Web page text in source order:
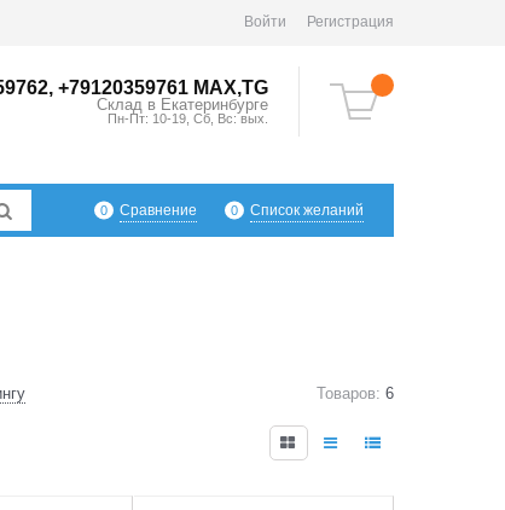
Войти Регистрация
+79120359761 MAX,TG
Склад в Екатеринбурге
Пн-Пт: 10-19, Сб, Вс: вых.
0 Сравнение 0 Список желаний
Товаров: 6